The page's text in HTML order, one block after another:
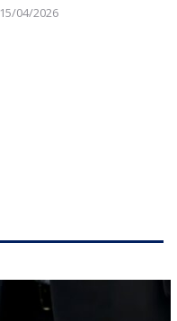
Posted
15/04/2026